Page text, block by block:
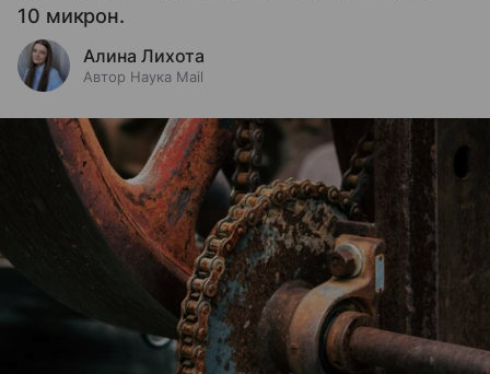
10 микрон.
Алина Лихота
Автор Наука Mail